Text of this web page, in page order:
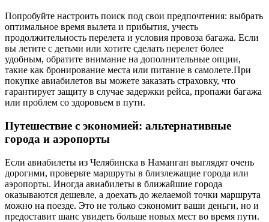
Попробуйте настроить поиск под свои предпочтения: выбрать
оптимальное время вылета и прибытия, учесть
продолжительность перелета и условия провоза багажа. Если
вы летите с детьми или хотите сделать перелет более
удобным, обратите внимание на дополнительные опции,
такие как бронирование места или питание в самолете.При
покупке авиабилетов вы можете заказать страховку, что
гарантирует защиту в случае задержки рейса, пропажи багажа
или проблем со здоровьем в пути.
Путешествие с экономией: альтернативные
города и аэропорты
Если авиабилеты из Челябинска в Наманган выглядят очень
дорогими, проверьте маршруты в близлежащие города или
аэропорты. Иногда авиабилеты в ближайшие города
оказываются дешевле, а доехать до желаемой точки маршрута
можно на поезде. Это не только сэкономит ваши деньги, но и
предоставит шанс увидеть больше новых мест во время пути.